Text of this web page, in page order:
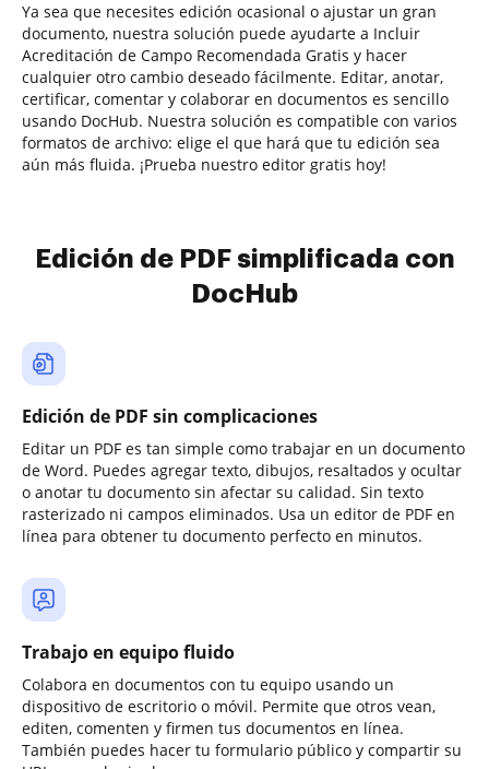
Ya sea que necesites edición ocasional o ajustar un gran
documento, nuestra solución puede ayudarte a Incluir
Acreditación de Campo Recomendada Gratis y hacer
cualquier otro cambio deseado fácilmente. Editar, anotar,
certificar, comentar y colaborar en documentos es sencillo
usando DocHub. Nuestra solución es compatible con varios
formatos de archivo: elige el que hará que tu edición sea
aún más fluida. ¡Prueba nuestro editor gratis hoy!
Edición de PDF simplificada con
DocHub
Edición de PDF sin complicaciones
Editar un PDF es tan simple como trabajar en un documento
de Word. Puedes agregar texto, dibujos, resaltados y ocultar
o anotar tu documento sin afectar su calidad. Sin texto
rasterizado ni campos eliminados. Usa un editor de PDF en
línea para obtener tu documento perfecto en minutos.
Trabajo en equipo fluido
Colabora en documentos con tu equipo usando un
dispositivo de escritorio o móvil. Permite que otros vean,
editen, comenten y firmen tus documentos en línea.
También puedes hacer tu formulario público y compartir su